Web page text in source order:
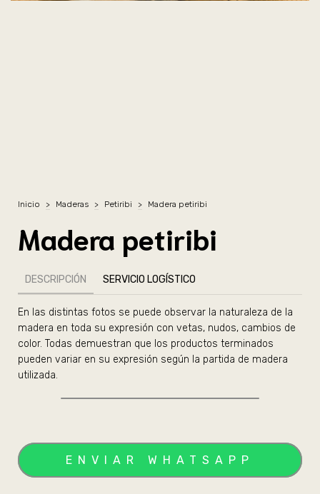
Inicio > Maderas > Petiribi > Madera petiribi
Madera petiribi
DESCRIPCIÓN SERVICIO LOGÍSTICO
En las distintas fotos se puede observar la naturaleza de la
madera en toda su expresión con vetas, nudos, cambios de
color. Todas demuestran que los productos terminados
pueden variar en su expresión según la partida de madera
utilizada.